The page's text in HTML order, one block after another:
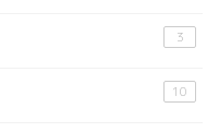
3
10